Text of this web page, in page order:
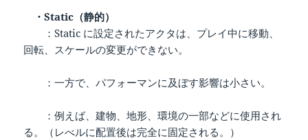
・Static（静的）
：Static に設定されたアクタは、プレイ中に移動、
回転、スケールの変更ができない。
：一方で、パフォーマンに及ぼす影響は小さい。
：例えば、建物、地形、環境の一部などに使用され
る。（レべルに配置後は完全に固定される。）